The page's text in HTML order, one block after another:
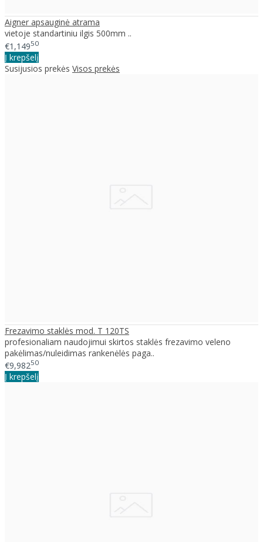
Aigner apsauginė atrama
vietoje standartiniu ilgis 500mm ..
€1,14950
Į krepšelį
Susijusios prekės Visos prekės
Frezavimo staklės mod. T 120TS
profesionaliam naudojimui skirtos staklės frezavimo veleno
pakėlimas/nuleidimas rankenėlės paga..
€9,98250
Į krepšelį